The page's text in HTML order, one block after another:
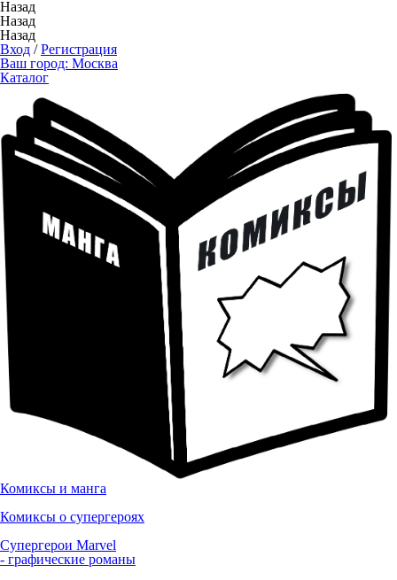
Назад
Назад
Назад
Вход /Регистрация
Ваш город: Москва
Каталог
Комиксы и манга
Комиксы о супергероях
Супергерои Marvel
- графические романы